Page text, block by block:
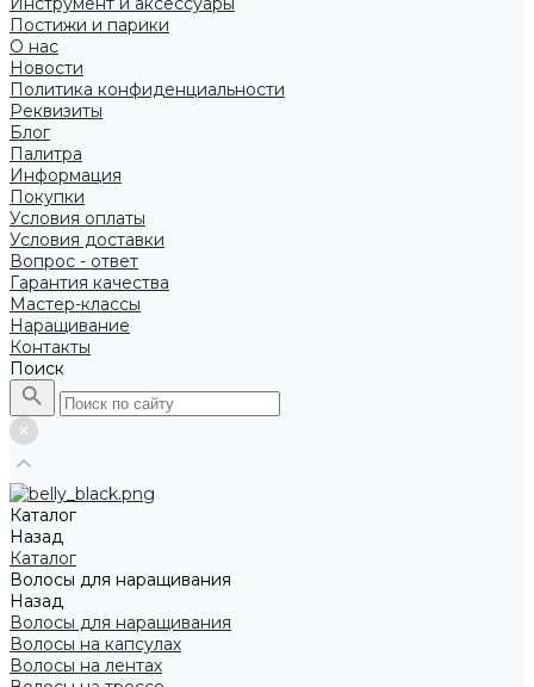
Постижи и парики
О нас
Новости
Политика конфиденциальности
Реквизиты
Блог
Палитра
Информация
Покупки
Условия оплаты
Условия доставки
Вопрос - ответ
Гарантия качества
Мастер-классы
Наращивание
Контакты
Поиск
Каталог
Назад
Каталог
Волосы для наращивания
Назад
Волосы для наращивания
Волосы на капсулах
Волосы на лентах